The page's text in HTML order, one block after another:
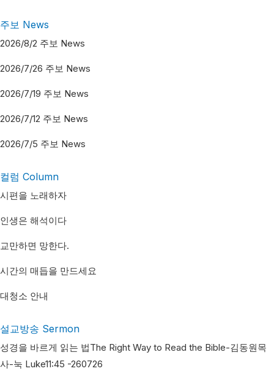
주보 News
2026/8/2 주보 News
2026/7/26 주보 News
2026/7/19 주보 News
2026/7/12 주보 News
2026/7/5 주보 News
컬럼 Column
시편을 노래하자
인생은 해석이다
교만하면 망한다.
시간의 매듭을 만드세요
대청소 안내
설교방송 Sermon​
성경을 바르게 읽는 법The Right Way to Read the Bible-김동원목
사-눅 Luke11:45 -260726